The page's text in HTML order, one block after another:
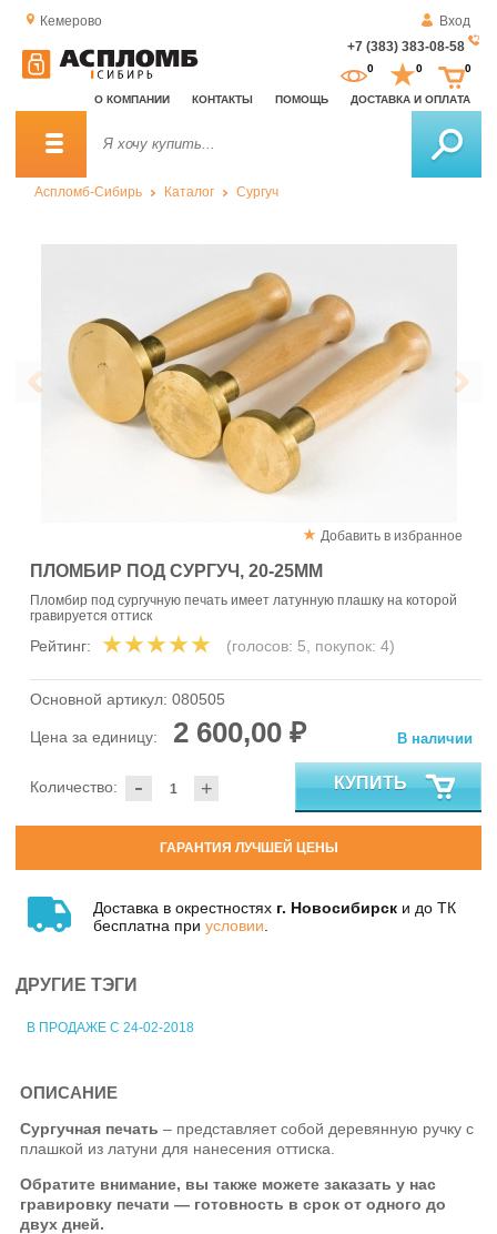
Кемерово
Вход
+7 (383) 383-08-58
О КОМПАНИИ КОНТАКТЫ ПОМОЩЬ ДОСТАВКА И ОПЛАТА
0 0 0
Аспломб-Сибирь Каталог Сургуч
Добавить в избранное
ПЛОМБИР ПОД СУРГУЧ, 20-25ММ
Пломбир под сургучную печать имеет латунную плашку на которой
гравируется оттиск
Рейтинг: (голосов: 5, покупок: 4)
Основной артикул: 080505
Цена за единицу: 2 600,00 ₽
- +
Количество:
В наличии
КУПИТЬ
ГАРАНТИЯ ЛУЧШЕЙ ЦЕНЫ
Доставка в окрестностях г. Новосибирск и до ТК
бесплатна при условии
ДРУГИЕ ТЭГИ
В ПРОДАЖЕ С 24-02-2018
ОПИСАНИЕ
Сургучная печать – представляет собой деревянную ручку с
плашкой из латуни для нанесения оттиска.
Обратите внимание, вы также можете заказать у нас
гравировку печати — готовность в срок от одного до
двух дней.